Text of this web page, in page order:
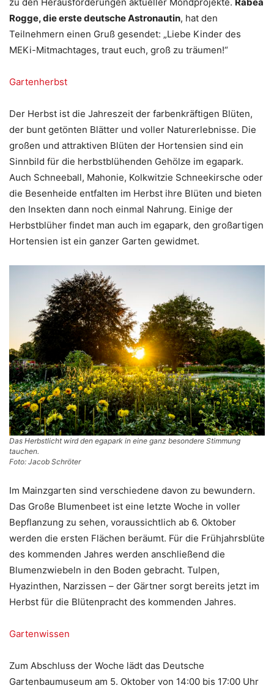
Rogge, die erste deutsche Astronautin, hat den
Teilnehmern einen Gruß gesendet: „Liebe Kinder des
MEKi-Mitmachtages, traut euch, groß zu träumen!“
Gartenherbst
Der Herbst ist die Jahreszeit der farbenkräftigen Blüten,
der bunt getönten Blätter und voller Naturerlebnisse. Die
großen und attraktiven Blüten der Hortensien sind ein
Sinnbild für die herbstblühenden Gehölze im egapark.
Auch Schneeball, Mahonie, Kolkwitzie Schneekirsche oder
die Besenheide entfalten im Herbst ihre Blüten und bieten
den Insekten dann noch einmal Nahrung. Einige der
Herbstblüher findet man auch im egapark, den großartigen
Hortensien ist ein ganzer Garten gewidmet.
Das Herbstlicht wird den egapark in eine ganz besondere Stimmung
tauchen.
Foto: Jacob Schröter
Im Mainzgarten sind verschiedene davon zu bewundern.
Das Große Blumenbeet ist eine letzte Woche in voller
Bepflanzung zu sehen, voraussichtlich ab 6. Oktober
werden die ersten Flächen beräumt. Für die Frühjahrsblüte
des kommenden Jahres werden anschließend die
Blumenzwiebeln in den Boden gebracht. Tulpen,
Hyazinthen, Narzissen – der Gärtner sorgt bereits jetzt im
Herbst für die Blütenpracht des kommenden Jahres.
Gartenwissen
Zum Abschluss der Woche lädt das Deutsche
Gartenbaumuseum am 5. Oktober von 14:00 bis 17:00 Uhr